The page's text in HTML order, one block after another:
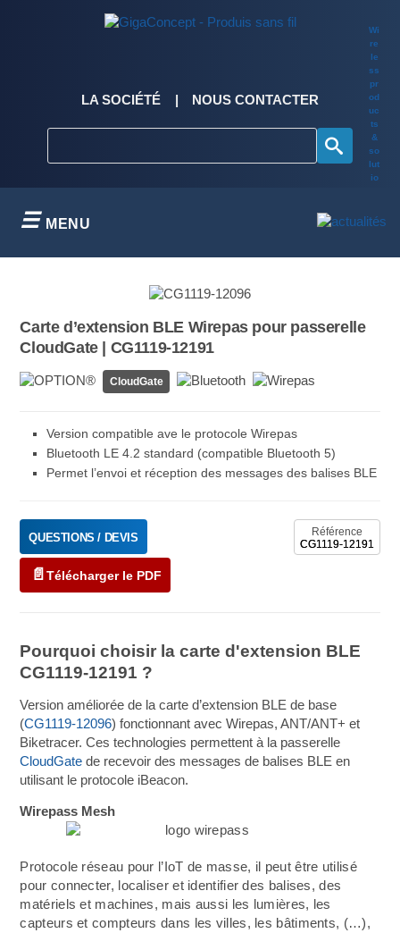
Wi
re
le
ss
pr
od
uc
ts
&
so
lut
io
LA SOCIÉTÉ NOUS CONTACTER
MENU
Carte d’extension BLE Wirepas pour passerelle
CloudGate | CG1119-12191
CloudGate
Version compatible ave le protocole Wirepas
Bluetooth LE 4.2 standard (compatible Bluetooth 5)
Permet l’envoi et réception des messages des balises BLE
Référence
CG1119-12191
QUESTIONS / DEVIS
Télécharger le PDF
Pourquoi choisir la carte d'extension BLE
CG1119-12191 ?
Version améliorée de la carte d’extension BLE de base
(CG1119-12096) fonctionnant avec Wirepas, ANT/ANT+ et
Biketracer. Ces technologies permettent à la passerelle
CloudGate de recevoir des messages de balises BLE en
utilisant le protocole iBeacon.
Wirepass Mesh
Protocole réseau pour l’IoT de masse, il peut être utilisé
pour connecter, localiser et identifier des balises, des
matériels et machines, mais aussi les lumières, les
capteurs et compteurs dans les villes, les bâtiments, (…),